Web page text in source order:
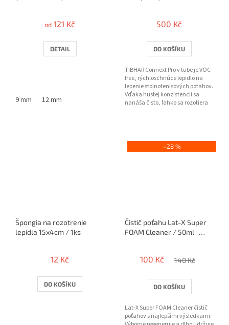
od 121 Kč
DETAIL
9 mm 12 mm
500 Kč
DO KOŠÍKU
TIBHAR Connext Pro v tube je VOC-
free, rýchloschnúce lepidlo na
lepenie stolnotenisových poťahov.
Vďaka hustej konzistencii sa
nanáša čisto, ľahko sa rozotiera
Špongia na rozotrenie
lepidla 15x4cm / 1ks
12 Kč
DO KOŠÍKU
–28 %
Čistič poťahu Lat-X Super
FOAM Cleaner / 50ml -
100 Kč 140 Kč
DO KOŠÍKU
Lat-X Super FOAM Cleaner čístič
poťahov s najlepšími výsledkami.